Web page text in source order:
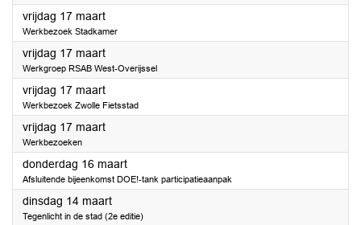
vrijdag 17 maart2023
Werkbezoek Stadkamer
vrijdag 17 maart2023
Werkgroep RSAB West-Overijssel
vrijdag 17 maart2023
Werkbezoek Zwolle Fietsstad
vrijdag 17 maart2023
Werkbezoeken
donderdag 16 maart2023
Afsluitende bijeenkomst DOE!-tank participatieaanpak
dinsdag 14 maart2023
Tegenlicht in de stad (2e editie)